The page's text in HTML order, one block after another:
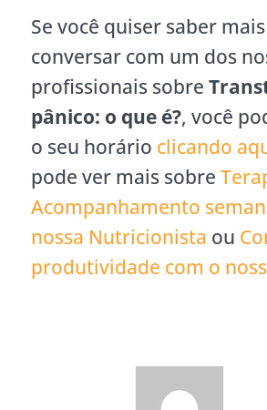
Se você quiser saber
conversar com um dos
profissionais sobre
pânico: o que é?, você
o seu horário clicando
pode ver mais sobre
Acompanhamento
nossa Nutricionista ou
produtividade com o